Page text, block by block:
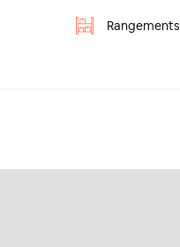
Rangements